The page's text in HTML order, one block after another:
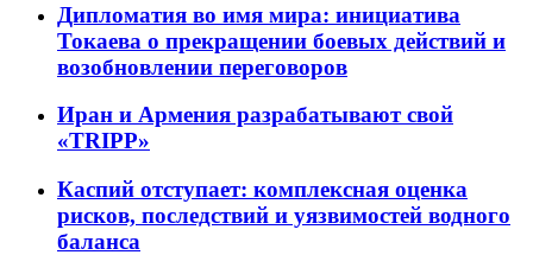
Дипломатия во имя мира: инициатива
Токаева о прекращении боевых действий и
возобновлении переговоров
Иран и Армения разрабатывают свой
«TRIPP»
Каспий отступает: комплексная оценка
рисков, последствий и уязвимостей водного
баланса